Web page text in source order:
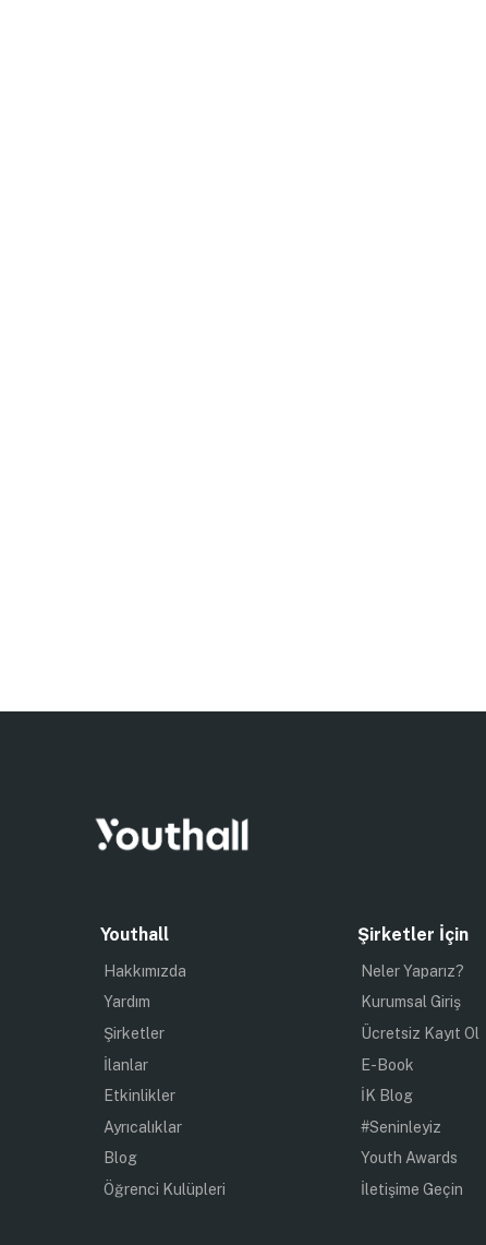
Youthall
Hakkımızda
Yardım
Şirketler
İlanlar
Etkinlikler
Ayrıcalıklar
Blog
Öğrenci Kulüpleri
Şirketler İçin
Neler Yaparız?
Kurumsal Giriş
Ücretsiz Kayıt Ol
E-Book
İK Blog
#Seninleyiz
Youth Awards
İletişime Geçin